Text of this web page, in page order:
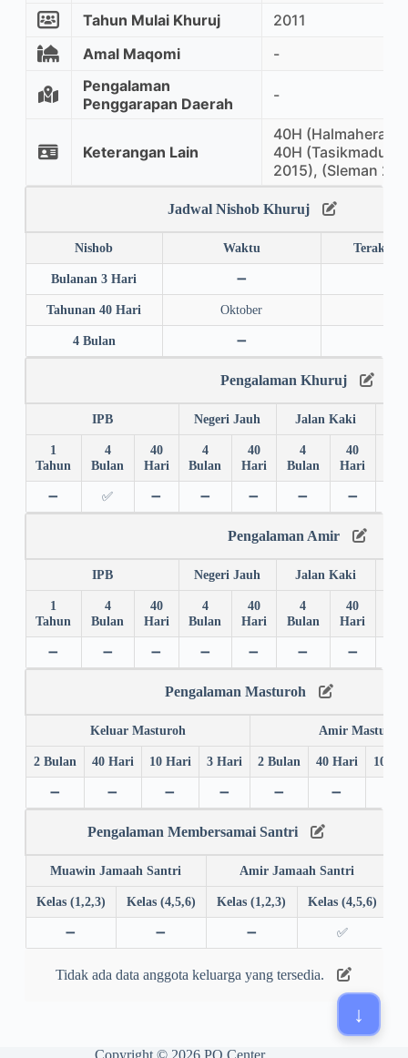
Tahun Mulai Khuruj
2011
Amal Maqomi
-
Pengalaman
Penggarapan Daerah
-
Keterangan Lain
40H (Halmahera
40H (Tasikmadu
2015), (Sleman
Jadwal Nishob Khuruj
Nishob Waktu Terakhir
Bulanan 3 Hari ➖
Tahunan 40 Hari Oktober
4 Bulan ➖
Pengalaman Khuruj
IPB Negeri Jauh Jalan Kaki
1
Tahun
4
Bulan
40
Hari
4
Bulan
40
Hari
4
Bulan
40
Hari
➖ ✅ ➖ ➖ ➖ ➖ ➖
Pengalaman Amir
IPB Negeri Jauh Jalan Kaki
1
Tahun
4
Bulan
40
Hari
4
Bulan
40
Hari
4
Bulan
40
Hari
➖ ➖ ➖ ➖ ➖ ➖ ➖
Pengalaman Masturoh
Keluar Masturoh Amir Masturoh
2 Bulan 40 Hari 10 Hari 3 Hari 2 Bulan 40 Hari 10
➖ ➖ ➖ ➖ ➖ ➖
Pengalaman Membersamai Santri
Muawin Jamaah Santri Amir Jamaah Santri
Kelas (1,2,3) Kelas (4,5,6) Kelas (1,2,3) Kelas (4,5,6)
➖ ➖ ➖ ✅
Tidak ada data anggota keluarga yang tersedia.
Copyright © 2026 PQ Center